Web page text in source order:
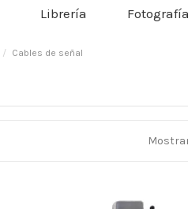
Librería Fotografía
Cables de señal